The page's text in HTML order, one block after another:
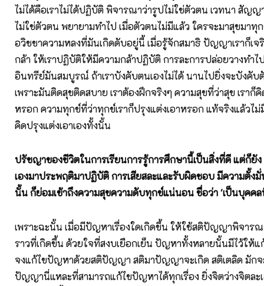
ไม่ได้คือเราไม่ได้ปฏิบัติ พิจารณาว่ารูปไม่ใช่ตัวตน เวทนา สัญ
ไม่ใช่ตัวตน พยายามทำไป เมื่อตัวตนไม่มีแล้ว ใครจะมาสุขมาทุ
อวิชชาความหลงที่มันเกิดดับอยู่นี้ เมื่อรู้จักสมาธิ ปัญญาเราก็เ
กล้า ให้เราปฏิบัติให้มีความกล้าปฏิบัติ การละการปล่อยวางทำไ
อินทรีย์มันสมบูรณ์ ถ้าเราบังคับตนเองไม่ได้ นานไปยิ่งจะบังคับตั
เพราะมันติดสุขติดสบาย เราต้องฝึกจริงๆ ความสุขที่ว่าสุข เราก็
หรอก ความทุกข์ที่ว่าทุกข์เราก็ปรุงแต่งเอาหรอก แท้จริงแล้วไม่
คิดปรุงแต่งเอาเองทั้งนั้น
ปรัชญาของชีวิตในการเรียนการรู้การศึกษานี้เป็นสิ่งที่ดี แต่ก็ยัง
เองมาประพฤติมาปฏิบัติ การเสียสละและรับผิดชอบ มีความตั้ง
นั้น ก็ย่อมเข้าถึงความสุขความดับทุกข์แน่นอน ชื่อว่า'เป็นบุคค
เพราะฉะนั้น เมื่อมีปัญหาเรื่องใดเกิดขึ้น ให้ใช้สติปัญญาพิจารณ
ราวที่เกิดขึ้น ด้วยใจที่สงบเยือกเย็น ปัญหาทั้งหลายนั้นมีไว้ให้แ
จงแก้ไขปัญหาด้วยสติปัญญา สติมาปัญญาจะเกิด สติเตลิด มัก
ปัญญานี่แหละที่สามารถแก้ไขปัญหาได้ทุกเรื่อง ยิ่งจิตว่างจิตล